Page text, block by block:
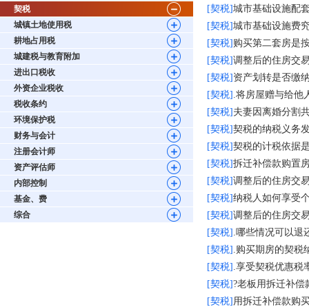
契税
城镇土地使用税
耕地占用税
城建税与教育附加
进出口税收
外资企业税收
税收条约
环境保护税
财务与会计
注册会计师
资产评估师
内部控制
基金、费
综合
[契税]城市基础设施配
[契税]城市基础设施费
[契税] 购买第二套房是
[契税]调整后的住房交
[契税] 资产划转是否缴
[契税] .将房屋赠与给他
[契税] 夫妻因离婚分割
[契税]契税的纳税义务
[契税]契税的计税依据
[契税]拆迁补偿款购置
[契税]调整后的住房交
[契税]纳税人如何享受
[契税]调整后的住房交
[契税] .哪些情况可以退
[契税] .购买期房的契税
[契税] .享受契税优惠税
[契税]?老板用拆迁补偿
[契税] 用拆迁补偿款购